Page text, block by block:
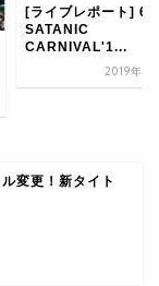
[ライブレポート] 6/
SATANIC
CARNIVAL'1...
2019年6
変更！新タイト